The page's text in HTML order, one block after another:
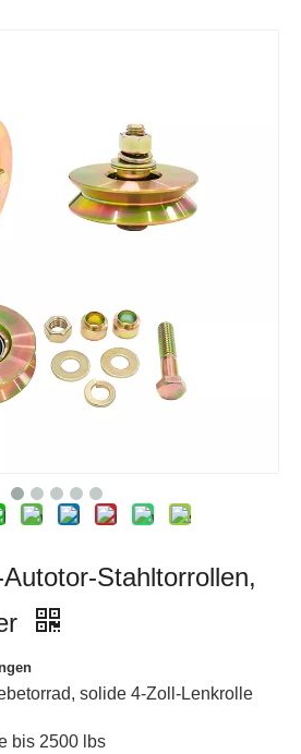
Stahltorrollen,
solide 4-Zoll-Lenkrolle
bis 2500 lbs